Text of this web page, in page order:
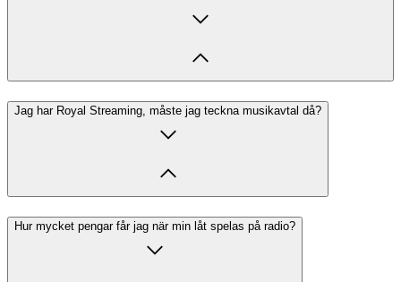
Jag har Royal Streaming, måste jag teckna musikavtal då?
Hur mycket pengar får jag när min låt spelas på radio?